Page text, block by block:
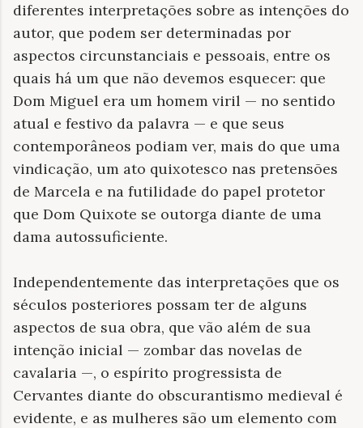
diferentes interpretações sobre as intenções do
autor, que podem ser determinadas por
aspectos circunstanciais e pessoais, entre os
quais há um que não devemos esquecer: que
Dom Miguel era um homem viril — no sentido
atual e festivo da palavra — e que seus
contemporâneos podiam ver, mais do que uma
vindicação, um ato quixotesco nas pretensões
de Marcela e na futilidade do papel protetor
que Dom Quixote se outorga diante de uma
dama autossuficiente.
Independentemente das interpretações que os
séculos posteriores possam ter de alguns
aspectos de sua obra, que vão além de sua
intenção inicial — zombar das novelas de
cavalaria —, o espírito progressista de
Cervantes diante do obscurantismo medieval é
evidente, e as mulheres são um elemento com